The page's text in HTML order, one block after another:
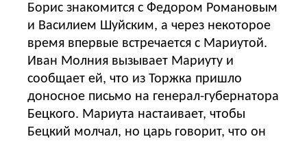
Борис знакомится с Федором Романовым
и Василием Шуйским, а через некоторое
время впервые встречается с Мариутой.
Иван Молния вызывает Мариуту и
сообщает ей, что из Торжка пришло
доносное письмо на генерал-губернатора
Бецкого. Мариута настаивает, чтобы
Бецкий молчал, но царь говорит, что он